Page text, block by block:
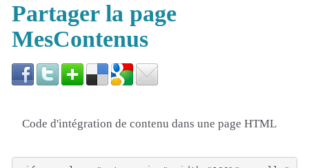
Partager la page
MesContenus
Code d'intégration de contenu dans une page HTML